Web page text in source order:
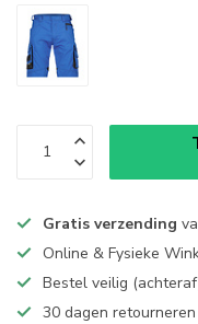
Gratis verzending
Online & Fysieke
Bestel veilig
30 dagen retourneren